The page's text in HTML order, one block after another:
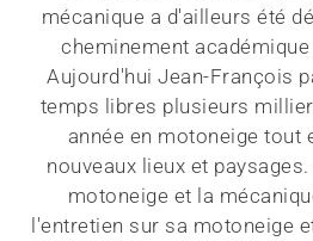
mécanique a d'ailleurs été
cheminement
Aujourd'hui Jean-François
temps libres plusieurs
année en motoneige tout
nouveaux lieux et
motoneige et la
l'entretien sur sa motoneige